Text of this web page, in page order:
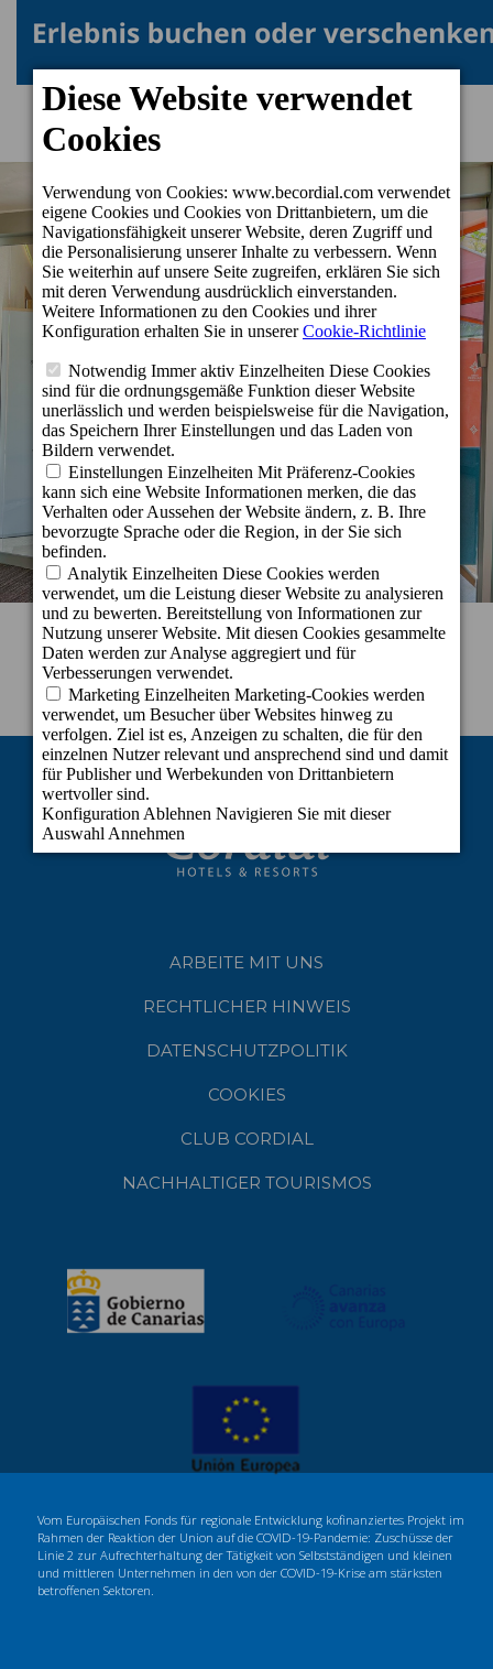
ARBEITE MIT UNS
RECHTLICHER HINWEIS
DATENSCHUTZPOLITIK
COOKIES
CLUB CORDIAL
NACHHALTIGER TOURISMOS
Vom Europäischen Fonds für regionale Entwicklung kofinanziertes Projekt im
Rahmen der Reaktion der Union auf die COVID-19-Pandemie: Zuschüsse der
Linie 2 zur Aufrechterhaltung der Tätigkeit von Selbstständigen und kleinen
und mittleren Unternehmen in den von der COVID-19-Krise am stärksten
betroffenen Sektoren.